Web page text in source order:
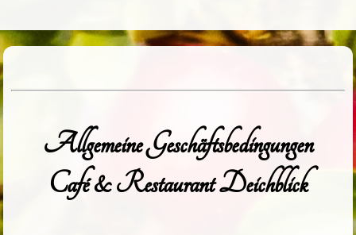
Allgemeine Geschäftsbedingungen
Café & Restaurant Deichblick